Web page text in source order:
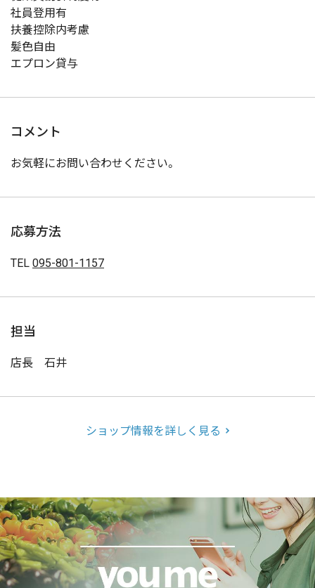
社員登用有
扶養控除内考慮
髪色自由
エプロン貸与
コメント
お気軽にお問い合わせください。
応募方法
TEL 095-801-1157
担当
店長 石井
ショップ情報を詳しく見る